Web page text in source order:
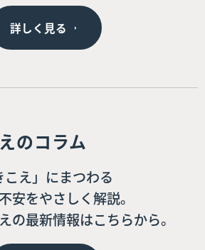
詳しく見る
のコラム
こえ」にまつわる
安をやさしく解説。
の最新情報はこちらから。